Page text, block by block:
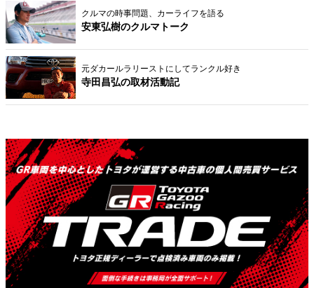
クルマの時事問題、カーライフを語る
安東弘樹のクルマトーク
元ダカールラリーストにしてランクル好き
寺田昌弘の取材活動記